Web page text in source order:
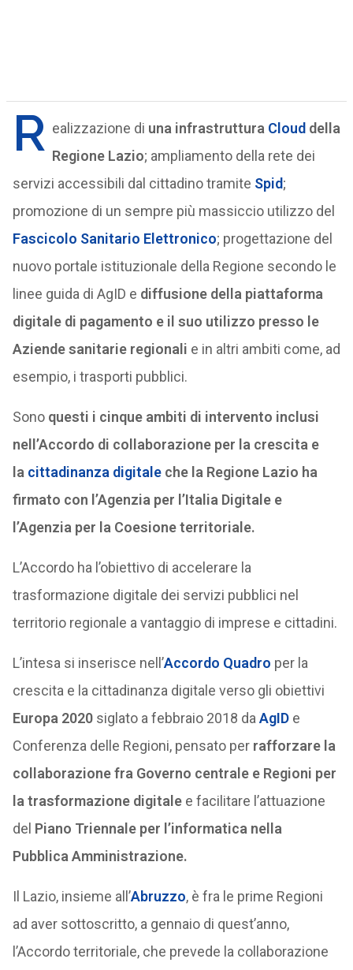
R ealizzazione di una infrastruttura Cloud della
Regione Lazio; ampliamento della rete dei
servizi accessibili dal cittadino tramite Spid;
promozione di un sempre più massiccio utilizzo del
Fascicolo Sanitario Elettronico; progettazione del
nuovo portale istituzionale della Regione secondo le
linee guida di AgID e diffusione della piattaforma
digitale di pagamento e il suo utilizzo presso le
Aziende sanitarie regionali e in altri ambiti come, ad
esempio, i trasporti pubblici.
Sono questi i cinque ambiti di intervento inclusi
nell’Accordo di collaborazione per la crescita e
la cittadinanza digitaleche la Regione Lazio ha
firmato con l’Agenzia per l’Italia Digitale e
l’Agenzia per la Coesione territoriale.
L’Accordo ha l’obiettivo di accelerare la
trasformazione digitale dei servizi pubblici nel
territorio regionale a vantaggio di imprese e cittadini.
L’intesa si inserisce nell’Accordo Quadro per la
crescita e la cittadinanza digitale verso gli obiettivi
Europa 2020siglato a febbraio 2018 da AgID e
Conferenza delle Regioni, pensato per rafforzare la
collaborazione fra Governo centrale e Regioni per
la trasformazione digitalee facilitare l’attuazione
del Piano Triennale per l’informatica nella
Pubblica Amministrazione.
Il Lazio, insieme all’Abruzzo, è fra le prime Regioni
ad aver sottoscritto, a gennaio di quest’anno,
l’Accordo territoriale, che prevede la collaborazione